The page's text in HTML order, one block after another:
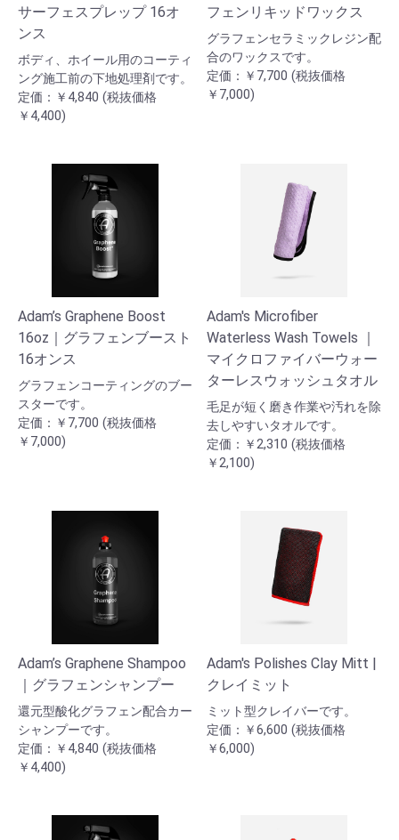
サーフェスプレップ 16オ
ンス
ボディ、ホイール用のコーティ
ング施工前の下地処理剤です。
定価：￥4,840 (税抜価格
￥4,400)
フェンリキッドワックス
グラフェンセラミックレジン配
合のワックスです。
定価：￥7,700 (税抜価格
￥7,000)
Adam’s Graphene Boost
16oz｜グラフェンブースト
16オンス
グラフェンコーティングのブー
スターです。
定価：￥7,700 (税抜価格
￥7,000)
Adam's Microfiber
Waterless Wash Towels ｜
マイクロファイバーウォー
ターレスウォッシュタオル
毛足が短く磨き作業や汚れを除
去しやすいタオルです。
定価：￥2,310 (税抜価格
￥2,100)
Adam’s Graphene Shampoo
｜グラフェンシャンプー
還元型酸化グラフェン配合カー
シャンプーです。
定価：￥4,840 (税抜価格
￥4,400)
Adam's Polishes Clay Mitt |
クレイミット
ミット型クレイバーです。
定価：￥6,600 (税抜価格
￥6,000)